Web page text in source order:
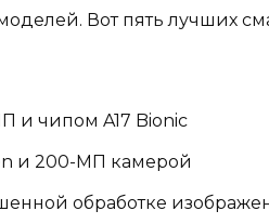
Вот пять лучших
и чипом A17 Bionic
и 200-МП камерой
обработке